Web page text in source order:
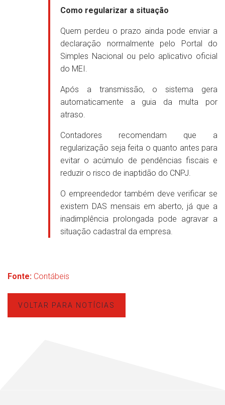
Como regularizar a situação
Quem perdeu o prazo ainda pode enviar a
declaração normalmente pelo Portal do
Simples Nacional ou pelo aplicativo oficial
do MEI.
Após a transmissão, o sistema gera
automaticamente a guia da multa por
atraso.
Contadores recomendam que a
regularização seja feita o quanto antes para
evitar o acúmulo de pendências fiscais e
reduzir o risco de inaptidão do CNPJ.
O empreendedor também deve verificar se
existem DAS mensais em aberto, já que a
inadimplência prolongada pode agravar a
situação cadastral da empresa.
Fonte: Contábeis
VOLTAR PARA NOTÍCIAS